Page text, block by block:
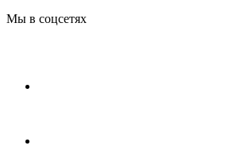
Мы в соцсетях